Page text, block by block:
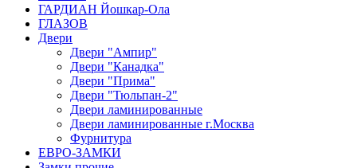
ГАРДИАН Йошкар-Ола
ГЛАЗОВ
Двери
Двери "Ампир"
Двери "Канадка"
Двери "Прима"
Двери "Тюльпан-2"
Двери ламинированные
Двери ламинированные г.Москва
Фурнитура
ЕВРО-ЗАМКИ